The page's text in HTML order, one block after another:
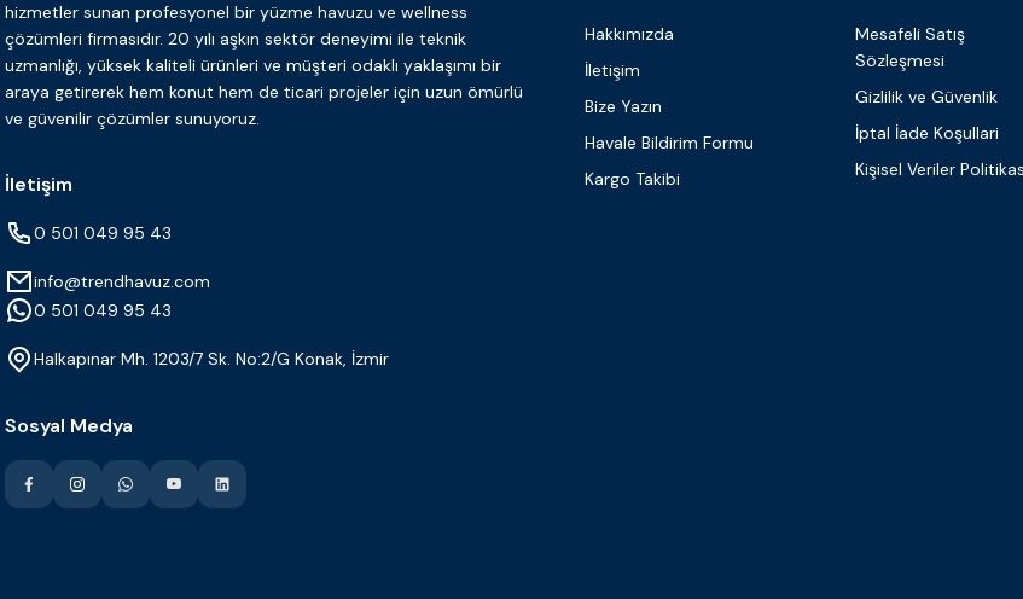
hizmetler sunan profesyonel bir yüzme havuzu ve wellness
çözümleri firmasıdır. 20 yılı aşkın sektör deneyimi ile teknik
uzmanlığı, yüksek kaliteli ürünleri ve müşteri odaklı yaklaşımı bir
araya getirerek hem konut hem de ticari projeler için uzun ömürlü
ve güvenilir çözümler sunuyoruz.
İletişim
0 501 049 95 43
info@trendhavuz.com
0 501 049 95 43
Halkapınar Mh. 1203/7 Sk. No:2/G Konak, İzmir
Sosyal Medya
Hakkımızda
İletişim
Bize Yazın
Havale Bildirim Formu
Kargo Takibi
Mesafeli Satış
Sözleşmesi
Gizlilik ve Güvenlik
İptal İade Koşullari
Kişisel Veriler